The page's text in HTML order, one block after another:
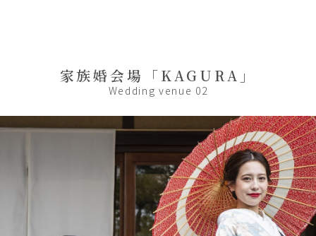
家族婚会場「KAGURA」
Wedding venue 02